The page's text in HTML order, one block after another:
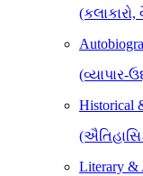
Historical
Literary &